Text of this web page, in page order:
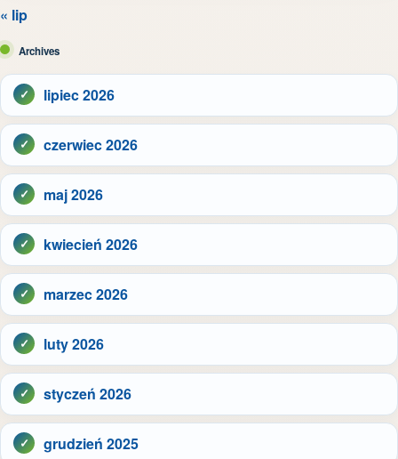
« lip
Archives
lipiec 2026
czerwiec 2026
maj 2026
kwiecień 2026
marzec 2026
luty 2026
styczeń 2026
grudzień 2025